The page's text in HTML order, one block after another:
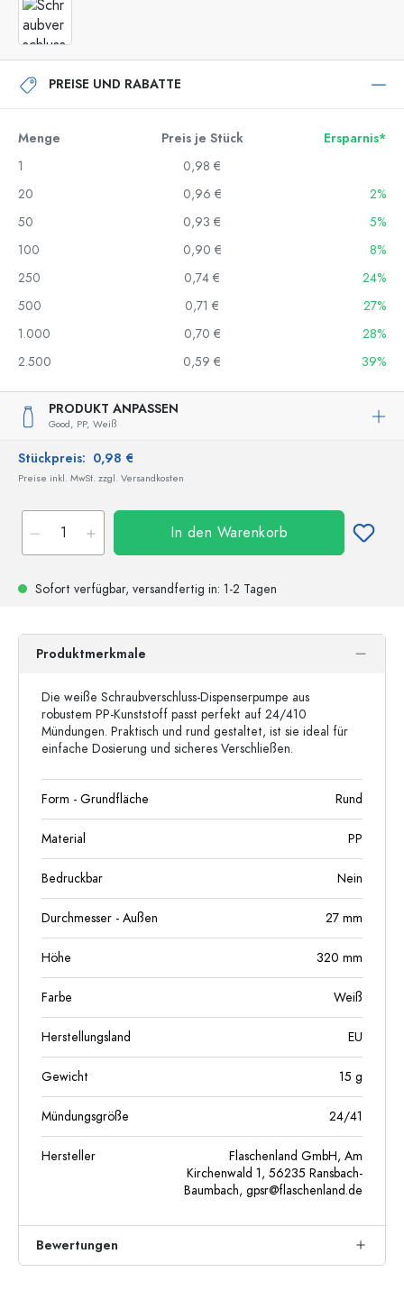
PREISE UND RABATTE
Menge Preis je Stück
Ersparnis*
1
0,98 €
20
0,96 €
2%
50
0,93 €
5%
100
0,90 €
8%
250
0,74 €
24%
500
0,71 €
27%
1.000
0,70 €
28%
2.500
0,59 € 39%
PRODUKT ANPASSEN
Good, PP, Weiß
Stückpreis: 0,98 €
Preise inkl. MwSt. zzgl. Versandkosten
In den Warenkorb
Sofort verfügbar, versandfertig in: 1-2 Tagen
Produktmerkmale
Die weiße Schraubverschluss-Dispenserpumpe aus
robustem PP-Kunststoff passt perfekt auf 24/410
Mündungen. Praktisch und rund gestaltet, ist sie ideal für
einfache Dosierung und sicheres Verschließen.
Form - Grundfläche Rund
Material PP
Bedruckbar Nein
Durchmesser - Außen 27 mm
Höhe 320 mm
Farbe Weiß
Herstellungsland EU
Gewicht 15 g
Mündungsgröße 24/41
Hersteller
Flaschenland GmbH, Am
Kirchenwald 1, 56235 Ransbach-
Baumbach, gpsr@flaschenland.de
Bewertungen